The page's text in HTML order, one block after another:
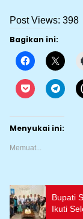
Post Views: 398
Bagikan ini:
Menyukai ini:
Memuat...
Bupati
Ikuti